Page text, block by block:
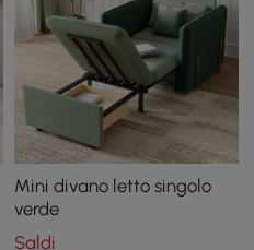
Mini divano letto singolo
verde
Saldi